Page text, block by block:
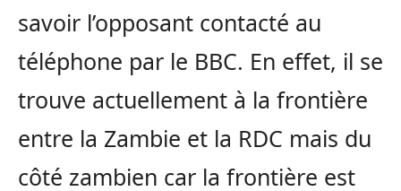
savoir l’opposant contacté au
téléphone par le BBC. En effet, il se
trouve actuellement à la frontière
entre la Zambie et la RDC mais du
côté zambien car la frontière est